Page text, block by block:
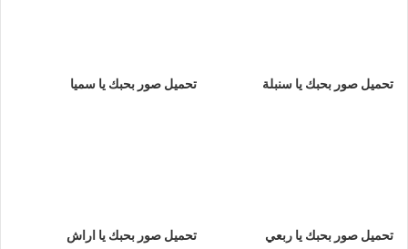
تحميل صور بحبك يا سنبلة تحميل صور بحبك يا سميا
تحميل صور بحبك يا ربعي تحميل صور بحبك يا اراش